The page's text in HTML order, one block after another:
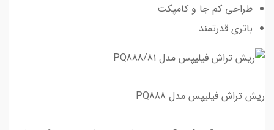
طراحی کم جا و کامپکت
باتری قدرتمند
ریش تراش فیلیپس مدل PQ888